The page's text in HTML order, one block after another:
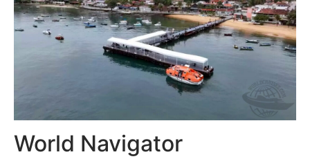
World Navigator